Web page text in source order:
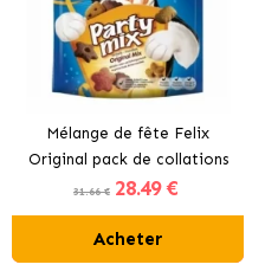
Mélange de fête Felix
Original pack de collations
pour chats
31.66 € 28.49 €
Acheter